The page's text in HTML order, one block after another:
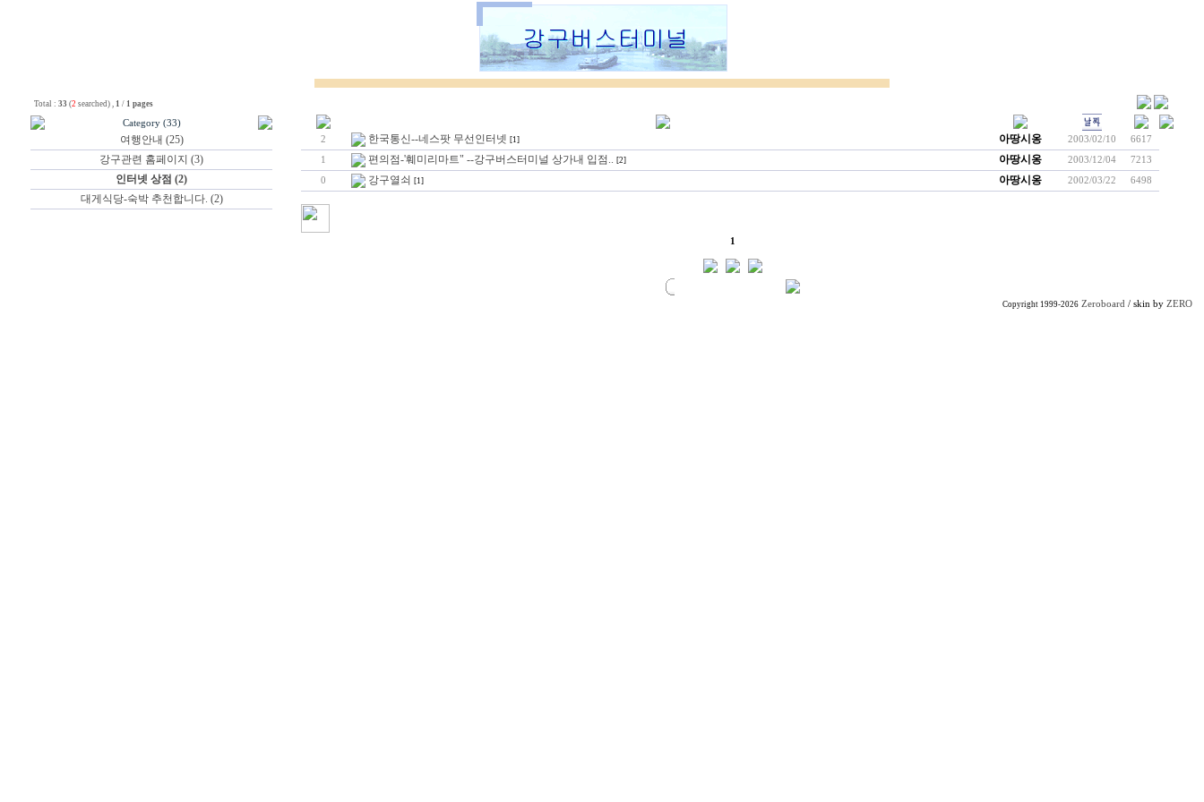
Total : 33 (2 searched) , 1 / 1 pages
Category (33)
여행안내 (25)
강구관련 홈페이지 (3)
인터넷 상점 (2)
대게식당-숙박 추천합니다. (2)
2 한국통신--네스팟 무선인터넷 [1] 아땅시옹 2003/02/10 6617
1 편의점-'훼미리마트" --강구버스터미널 상가내 입점.. [2] 아땅시옹 2003/12/04 7213
0 강구열쇠 [1] 아땅시옹 2002/03/22 6498
1
Copyright 1999-2026 Zeroboard / skin by ZERO